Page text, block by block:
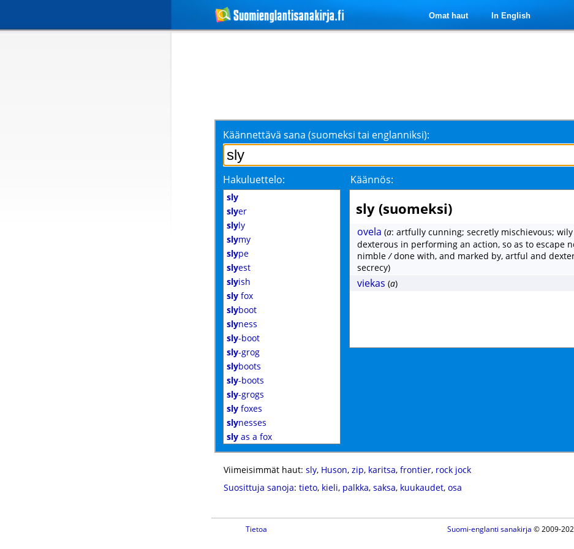
Omat haut In English
Käännettävä sana (suomeksi tai englanniksi):
Hakuluettelo: Käännös:
sly
slyer
slyly
slymy
slype
slyest
slyish
sly fox
slyboot
slyness
sly-boot
sly-grog
slyboots
sly-boots
sly-grogs
sly foxes
slynesses
sly as a fox
sly (suomeksi)
ovela (a: artfully cunning; secretly mischievous;
dexterous in performing an action, so as to escape
nimble/done with, and marked by, artful and
secrecy)
viekas (a)
Viimeisimmät haut: sly, Huson, zip, karitsa, frontier, rock jock
Suosittuja sanoja: tieto, kieli, palkka, saksa, kuukaudet, osa
Tietoa Suomi-englanti sanakirja © 2009-